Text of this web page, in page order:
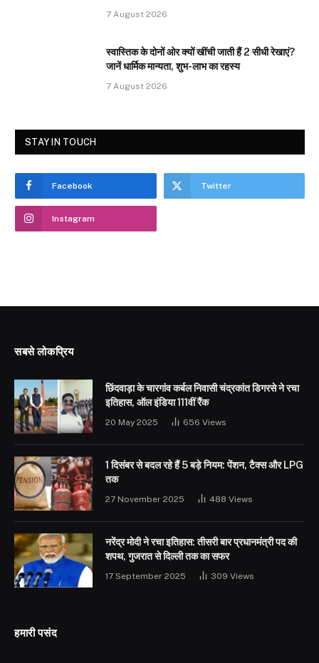
7 August 2026
स्वास्तिक के दोनों ओर क्यों खींची जाती हैं 2 सीधी रेखाएं?
जानें धार्मिक मान्यता, शुभ-लाभ का रहस्य
7 August 2026
STAY IN TOUCH
Facebook Twitter
Instagram
सबसे लोकप्रिय
छिंदवाड़ा के चारगांव कर्बल निवासी चंद्रकांत डिगरसे ने रचा
इतिहास, ऑल इंडिया 111वीं रैंक
20 May 2025 656 Views
1 दिसंबर से बदल रहे हैं 5 बड़े नियम: पेंशन, टैक्स और LPG
तक
27 November 2025 488 Views
नरेंद्र मोदी ने रचा इतिहास: तीसरी बार प्रधानमंत्री पद की
शपथ, गुजरात से दिल्ली तक का सफर
17 September 2025 309 Views
हमारी पसंद